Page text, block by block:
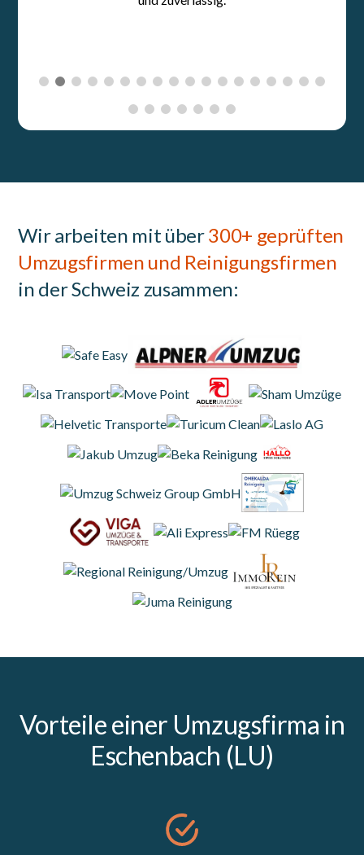
Wir arbeiten mit über300+ geprüften
Umzugsfirmen und Reinigungsfirmen
in der Schweiz zusammen:
Vorteile einer Umzugsfirma in
Eschenbach (LU)